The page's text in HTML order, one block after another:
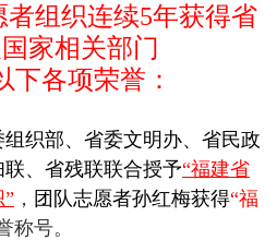
者组织连续5年获得省
家相关部门
下各项荣誉：
织部、省委文明办、省民政
、省残联联合授予“福建省
， 团队志愿者孙红梅获得“福
称号。